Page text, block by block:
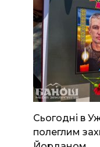
Сьогодні в
полеглим